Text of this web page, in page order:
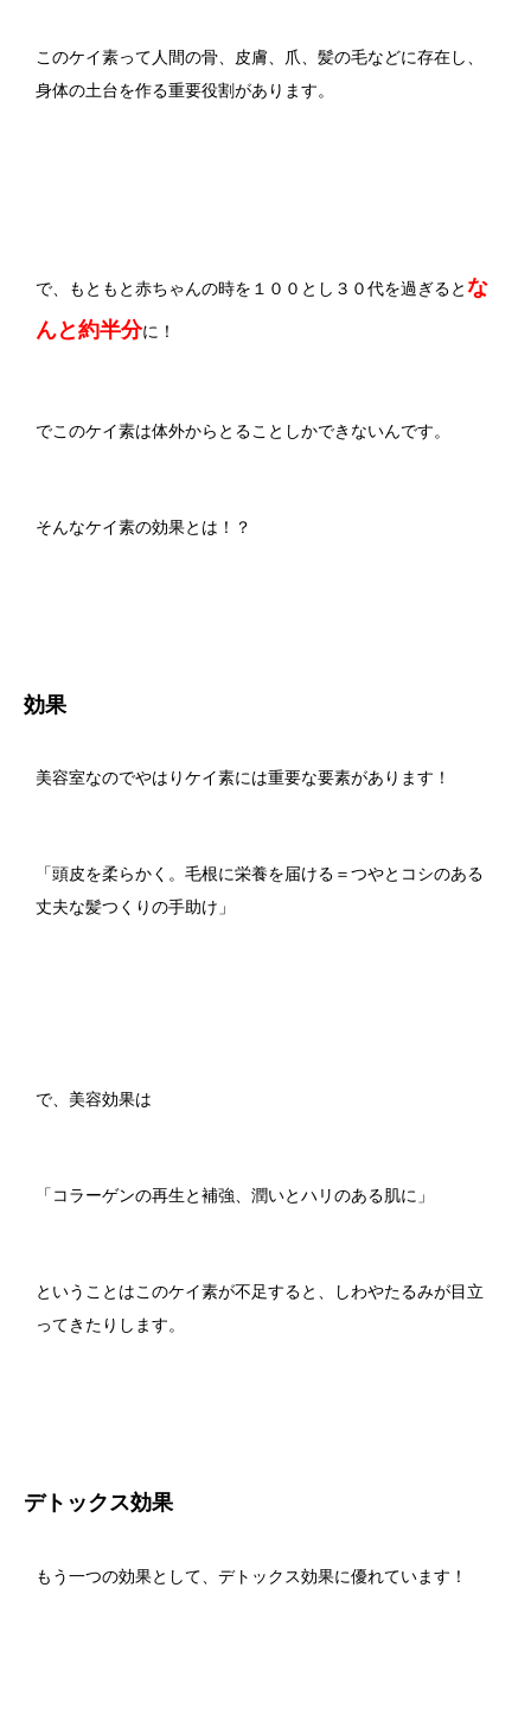
このケイ素って人間の骨、皮膚、爪、髪の毛などに存在し、
身体の土台を作る重要役割があります。
で、もともと赤ちゃんの時を１００とし３０代を過ぎるとな
んと約半分に！
でこのケイ素は体外からとることしかできないんです。
そんなケイ素の効果とは！？
効果
美容室なのでやはりケイ素には重要な要素があります！
「頭皮を柔らかく。毛根に栄養を届ける＝つやとコシのある
丈夫な髪つくりの手助け」
で、美容効果は
「コラーゲンの再生と補強、潤いとハリのある肌に」
ということはこのケイ素が不足すると、しわやたるみが目立
ってきたりします。
デトックス効果
もう一つの効果として、デトックス効果に優れています！